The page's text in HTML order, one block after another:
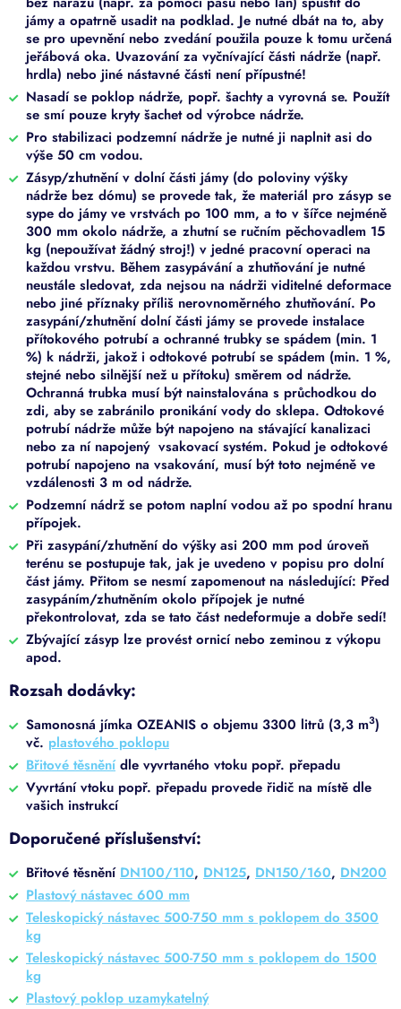
jámy a opatrně usadit na podklad. Je nutné dbát na to, aby
se pro upevnění nebo zvedání použila pouze k tomu určená
jeřábová oka. Uvazování za vyčnívající části nádrže (např.
hrdla) nebo jiné nástavné části není přípustné!
Nasadí se poklop nádrže, popř. šachty a vyrovná se. Použít
se smí pouze kryty šachet od výrobce nádrže.
Pro stabilizaci podzemní nádrže je nutné ji naplnit asi do
výše 50 cm vodou.
Zásyp/zhutnění v dolní části jámy (do poloviny výšky
nádrže bez dómu) se provede tak, že materiál pro zásyp se
sype do jámy ve vrstvách po 100 mm, a to v šířce nejméně
300 mm okolo nádrže, a zhutní se ručním pěchovadlem 15
kg (nepoužívat žádný stroj!) v jedné pracovní operaci na
každou vrstvu. Během zasypávání a zhutňování je nutné
neustále sledovat, zda nejsou na nádrži viditelné deformace
nebo jiné příznaky příliš nerovnoměrného zhutňování. Po
zasypání/zhutnění dolní části jámy se provede instalace
přítokového potrubí a ochranné trubky se spádem (min. 1
%) k nádrži, jakož i odtokové potrubí se spádem (min. 1 %,
stejné nebo silnější než u přítoku) směrem od nádrže.
Ochranná trubka musí být nainstalována s průchodkou do
zdi, aby se zabránilo pronikání vody do sklepa. Odtokové
potrubí nádrže může být napojeno na stávající kanalizaci
nebo za ní napojený vsakovací systém. Pokud je odtokové
potrubí napojeno na vsakování, musí být toto nejméně ve
vzdálenosti 3 m od nádrže.
Podzemní nádrž se potom naplní vodou až po spodní hranu
přípojek.
Při zasypání/zhutnění do výšky asi 200 mm pod úroveň
terénu se postupuje tak, jak je uvedeno v popisu pro dolní
část jámy. Přitom se nesmí zapomenout na následující: Před
zasypáním/zhutněním okolo přípojek je nutné
překontrolovat, zda se tato část nedeformuje a dobře sedí!
Zbývající zásyp lze provést ornicí nebo zeminou z výkopu
apod.
Rozsah dodávky:
Samonosná jímka OZEANIS o objemu 3300 litrů (3,3 m3)
vč. plastového poklopu
Břitové těsněnídle vyvrtaného vtoku popř. přepadu
Vyvrtání vtoku popř. přepadu provede řidič na místě dle
vašich instrukcí
Doporučené příslušenství:
Břitové těsnění DN100/110, DN125, DN150/160, DN200
Plastový nástavec 600 mm
Teleskopický nástavec 500-750 mm s poklopem do 3500
kg
Teleskopický nástavec 500-750 mm s poklopem do 1500
kg
Plastový poklop uzamykatelný